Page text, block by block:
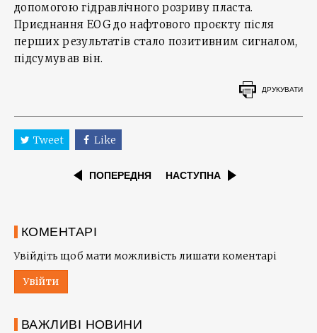
допомогою гідравлічного розриву пласта.
Приєднання EOG до нафтового проєкту після
перших результатів стало позитивним сигналом,
підсумував він.
ДРУКУВАТИ
Tweet Like
ПОПЕРЕДНЯ НАСТУПНА
КОМЕНТАРІ
Увійдіть щоб мати можливість лишати коментарі
Увійти
ВАЖЛИВІ НОВИНИ